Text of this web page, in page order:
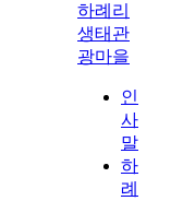
하례리
생태관
광마을
인
사
말
하
례